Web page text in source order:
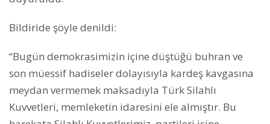
Bildiride şöyle denildi:
“Bugün demokrasimizin içine düştüğü buhran ve
son müessif hadiseler dolayısıyla kardeş kavgasına
meydan vermemek maksadıyla Türk Silahlı
Kuvvetleri, memleketin idaresini ele almıştır. Bu